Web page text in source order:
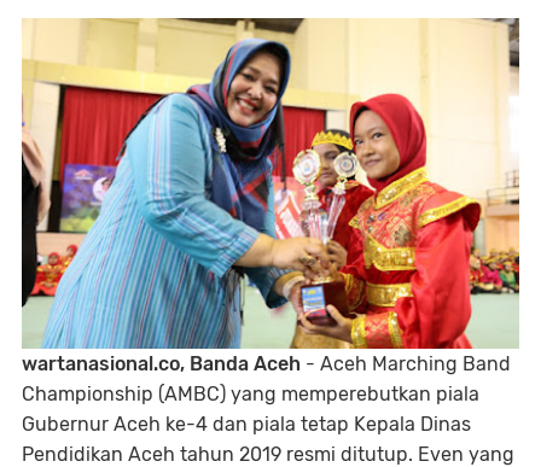
wartanasional.co, Banda Aceh - Aceh Marching Band
Championship (AMBC) yang memperebutkan piala
Gubernur Aceh ke-4 dan piala tetap Kepala Dinas
Pendidikan Aceh tahun 2019 resmi ditutup. Even yang